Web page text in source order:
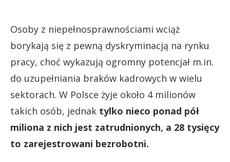
Osoby z niepełnosprawnościami wciąż
borykają się z pewną dyskryminacją na rynku
pracy, choć wykazują ogromny potencjał m.in.
do uzupełniania braków kadrowych w wielu
sektorach. W Polsce żyje około 4 milionów
takich osób, jednak tylko nieco ponad pół
miliona z nich jest zatrudnionych, a 28 tysięcy
to zarejestrowani bezrobotni.